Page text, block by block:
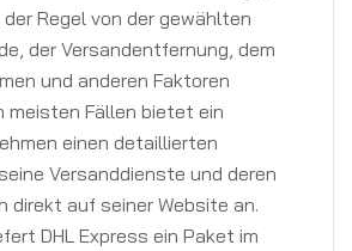
Regel von der gewählten
der Versandentfernung, dem
und anderen Faktoren
meisten Fällen bietet ein
einen detaillierten
Versanddienste und deren
direkt auf seiner Website an.
DHL Express ein Paket im